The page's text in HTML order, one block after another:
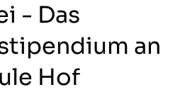
- Das
an
Hof